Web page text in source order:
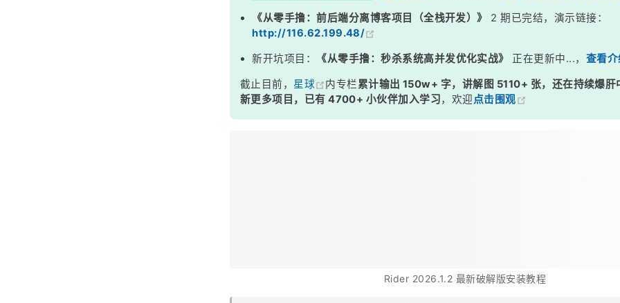
《从零手撸：前后端分离博客项目（全栈开发）》
2 期已完结，演示链接：
http://116.62.199.48/
新开坑项目： 《从零手撸：秒杀系统高并发优化实战》 正在更新中...， 查看介
截止目前， 星球 内专栏累计输出 150w+ 字，讲解图 5110+ 张，还在持续爆肝
新更多项目，已有 4700+ 小伙伴加入学习，欢迎点击围观